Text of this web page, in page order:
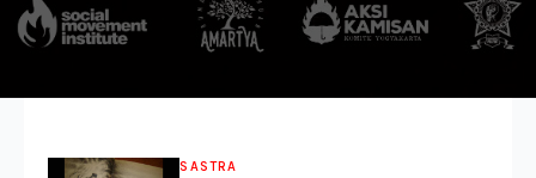
SASTRA